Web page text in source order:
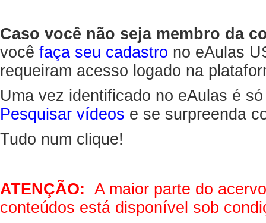
Caso você não seja membro da
você faça seu cadastro no eAulas
requeiram acesso logado na
Uma vez identificado no eAulas é
Pesquisar vídeos e se surpreenda
Tudo num clique!
ATENÇÃO: A maior parte do
conteúdos está disponível sob